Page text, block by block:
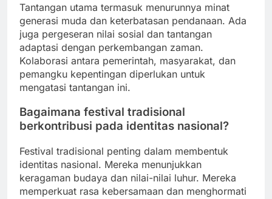
Tantangan utama termasuk menurunnya minat
generasi muda dan keterbatasan pendanaan. Ada
juga pergeseran nilai sosial dan tantangan
adaptasi dengan perkembangan zaman.
Kolaborasi antara pemerintah, masyarakat, dan
pemangku kepentingan diperlukan untuk
mengatasi tantangan ini.
Bagaimana festival tradisional
berkontribusi pada identitas nasional?
Festival tradisional penting dalam membentuk
identitas nasional. Mereka menunjukkan
keragaman budaya dan nilai-nilai luhur. Mereka
memperkuat rasa kebersamaan dan menghormati